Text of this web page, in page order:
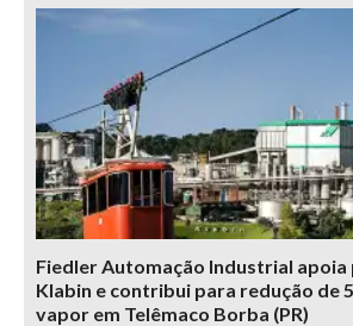
Fiedler Automação Industrial
Klabin e contribui para redução de
vapor em Telêmaco Borba (PR)